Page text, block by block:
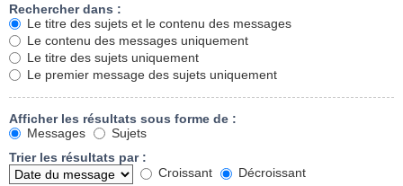
Rechercher dans :
Le titre des sujets et le contenu des messages
Le contenu des messages uniquement
Le titre des sujets uniquement
Le premier message des sujets uniquement
Afficher les résultats sous forme de :
Messages
Sujets
Trier les résultats par :
Croissant
Décroissant